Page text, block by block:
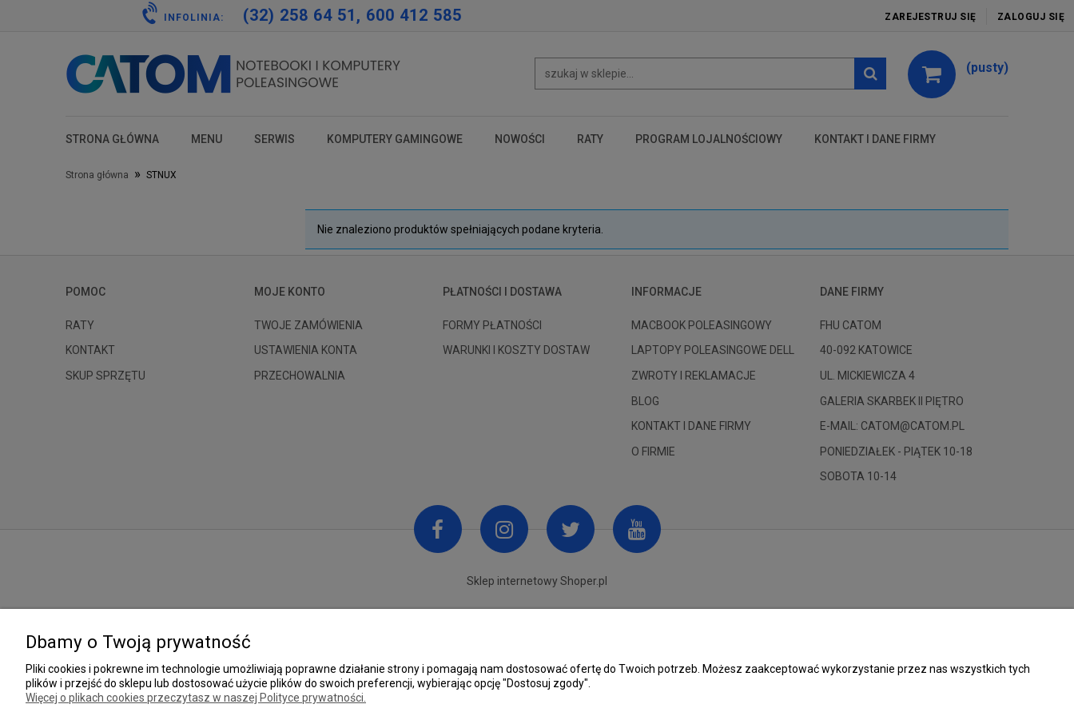
ZAREJESTRUJ SIĘ ZALOGUJ SIĘ
INFOLINIA: (32) 258 64 51, 600 412 585
(pusty)
STRONA GŁÓWNA
test
MENU
test
SERWIS KOMPUTERY GAMINGOWE NOWOŚCI RATY PROGRAM LOJALNOŚCIOWY KONTAKT I DANE FIRMY
Strona główna » STNUX
Nie znaleziono produktów spełniających podane kryteria.
POMOC
RATY
KONTAKT
SKUP SPRZĘTU
MOJE KONTO
TWOJE ZAMÓWIENIA
USTAWIENIA KONTA
PRZECHOWALNIA
PŁATNOŚCI I DOSTAWA
FORMY PŁATNOŚCI
WARUNKI I KOSZTY DOSTAW
INFORMACJE
MACBOOK POLEASINGOWY
LAPTOPY POLEASINGOWE DELL
ZWROTY I REKLAMACJE
BLOG
KONTAKT I DANE FIRMY
O FIRMIE
DANE FIRMY
FHU CATOM
40-092 KATOWICE
UL. MICKIEWICZA 4
GALERIA SKARBEK II PIĘTRO
E-MAIL: CATOM@CATOM.PL
PONIEDZIAŁEK - PIĄTEK 10-18
SOBOTA 10-14
Sklep internetowy Shoper.pl
Dbamy o Twoją prywatność
Pliki cookies i pokrewne im technologie umożliwiają poprawne działanie strony i pomagają nam dostosować ofertę do Twoich potrzeb. Możesz zaakceptować wykorzystanie przez nas wszystkich tych
plików i przejść do sklepu lub dostosować użycie plików do swoich preferencji, wybierając opcję "Dostosuj zgody".
Więcej o plikach cookies przeczytasz w naszej Polityce prywatności.